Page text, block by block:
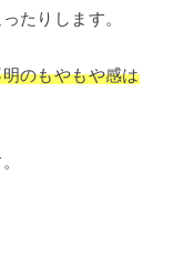
たりします。
のもやもや感は